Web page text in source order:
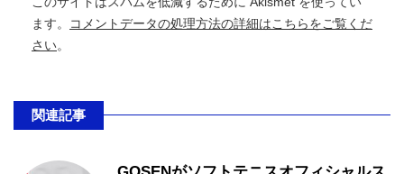
ます。
コメントデータの処理方法の詳細はこちらをご覧くだ
さい。
関連記事